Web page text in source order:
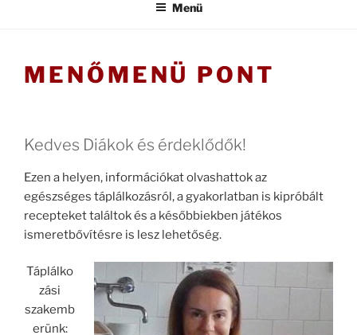
Menü
MENŐMENÜ PONT
Kedves Diákok és érdeklődők!
Ezen a helyen, információkat olvashattok az
egészséges táplálkozásról, a gyakorlatban is kipróbált
recepteket találtok és a későbbiekben játékos
ismeretbővítésre is lesz lehetőség.
Táplálko
zási
szakemb
erünk: